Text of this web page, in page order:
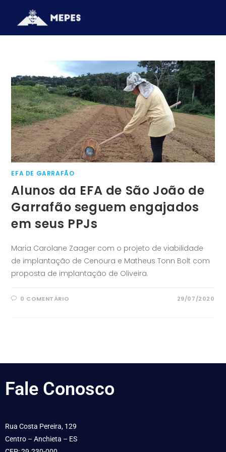
EFA DE GARRAFÃO
Alunos da EFA de São João de
Garrafão seguem engajados
em seus PPJs
Maria Carolane Zaager com o projeto de viabilidade
de implantação de Cenoura e Matheus Tonn Bolt com
proposta de implantação de Oliveira.
0 COMENTÁRIO 29/07/2020
Fale Conosco
Rua Costa Pereira, 129
Centro – Anchieta – ES